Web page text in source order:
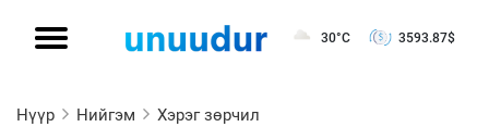
30°C 3593.87$
Нүүр Нийгэм Хэрэг зөрчил